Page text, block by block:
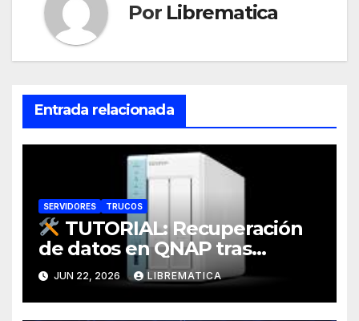
Por Librematica
Entrada relacionada
SERVIDORES TRUCOS
TUTORIAL: Recuperación
de datos en QNAP tras
corrupción de sistema
operativo (Error: Grupo de
almacenamiento no activo)
JUN 22, 2026 LIBREMATICA